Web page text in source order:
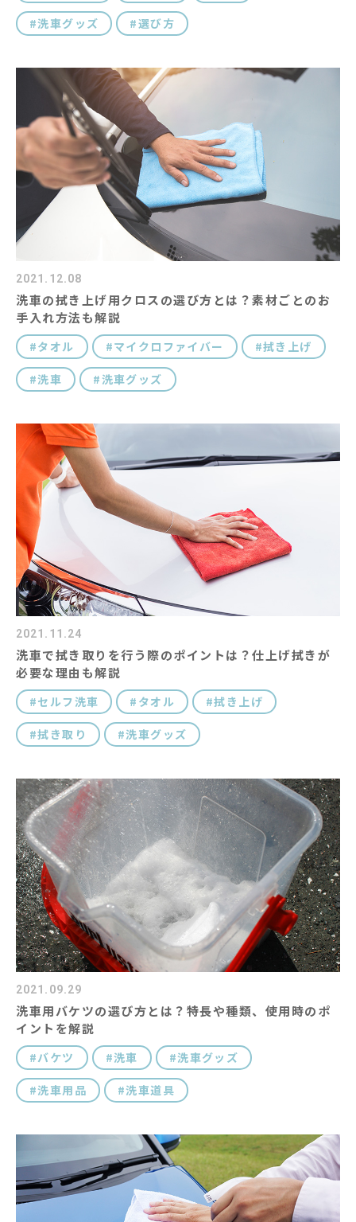
洗車グッズ 選び方
2021.12.08
洗車の拭き上げ用クロスの選び方とは？素材ごとのお
手入れ方法も解説
タオル マイクロファイバー 拭き上げ
洗車 洗車グッズ
2021.11.24
洗車で拭き取りを行う際のポイントは？仕上げ拭きが
必要な理由も解説
セルフ洗車 タオル 拭き上げ
拭き取り 洗車グッズ
2021.09.29
洗車用バケツの選び方とは？特長や種類、使用時のポ
イントを解説
バケツ 洗車 洗車グッズ
洗車用品 洗車道具